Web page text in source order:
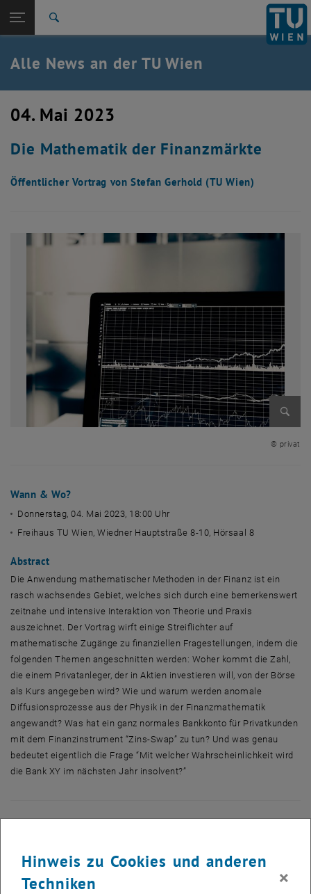
TU Login
Quicklinks
Quicklinks-Menü umschalten
Studium
Karriere
Zurück: Subseiten von TU Wien Startseite auflisten
Zurück zur letzten Ebene:
TU Wien Startseite
Übersicht
Alle News an der TU Wien
04. Mai 2023
Die Mathematik der Finanzmärkte
Öffentlicher Vortrag von Stefan Gerhold (TU Wien)
© privat
Wann & Wo?
Donnerstag, 04. Mai 2023, 18:00 Uhr
Freihaus TU Wien, Wiedner Hauptstraße 8-10, Hörsaal 8
Abstract
Die Anwendung mathematischer Methoden in der Finanz ist ein
rasch wachsendes Gebiet, welches sich durch eine bemerkenswert
zeitnahe und intensive Interaktion von Theorie und Praxis
auszeichnet. Der Vortrag wirft einige Streiflichter auf
mathematische Zugänge zu finanziellen Fragestellungen, indem die
folgenden Themen angeschnitten werden: Woher kommt die Zahl,
die einem Privatanleger, der in Aktien investieren will, von der Börse
als Kurs angegeben wird? Wie und warum werden anomale
Diffusionsprozesse aus der Physik in der Finanzmathematik
angewandt? Was hat ein ganz normales Bankkonto für Privatkunden
mit dem Finanzinstrument “Zins-Swap” zu tun? Und was genau
bedeutet eigentlich die Frage “Mit welcher Wahrscheinlichkeit wird
die Bank XY im nächsten Jahr insolvent?”
Hinweis zu Cookies und anderen
Techniken
×